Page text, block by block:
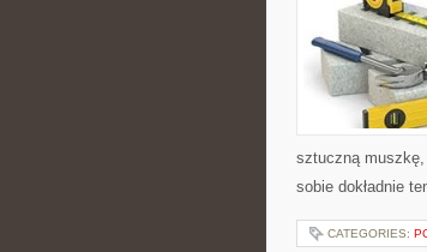
sztuczną muszkę,
sobie dokładnie
CATEGORIES: